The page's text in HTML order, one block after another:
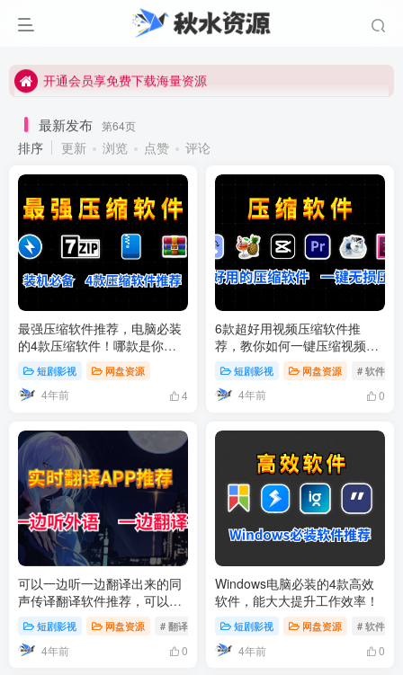
开通会员享免费下载海量资源
开通会员享免费下载海量资源
最新发布 第64页
排序 更新 浏览 点赞 评论
最强压缩软件推荐，电脑必装
的4款压缩软件！哪款是你心
目中的最强压缩软件呢？
短剧影视 网盘资源
4年前 4
6款超好用视频压缩软件推
荐，教你如何一键压缩视频，
没有画质损失，再也不用担心
硬盘爆掉了！
短剧影视 网盘资源 # 软件推
4年前 0
可以一边听一边翻译出来的同
声传译翻译软件推荐，可以实
时翻译你听到的外语内容
短剧影视 网盘资源 # 翻译
4年前 0
Windows电脑必装的4款高效
软件，能大大提升工作效率！
短剧影视 网盘资源 # 软件推
4年前 0